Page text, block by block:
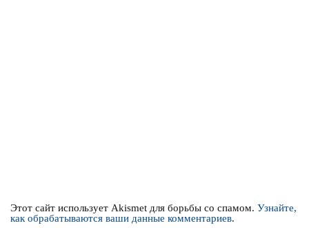
Этот сайт использует Akismet для борьбы со спамом.Узнайте,
как обрабатываются ваши данные комментариев.